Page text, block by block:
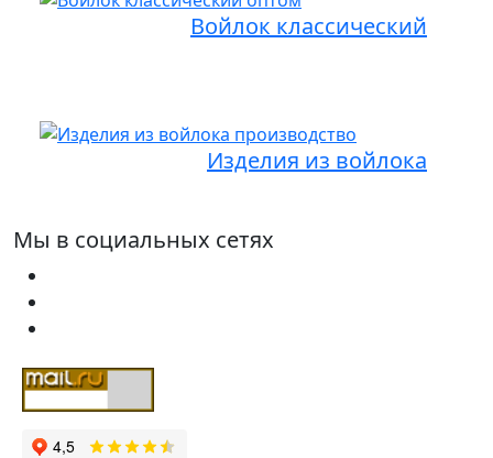
Войлок классический
Изделия из войлока
Мы в социальных сетях